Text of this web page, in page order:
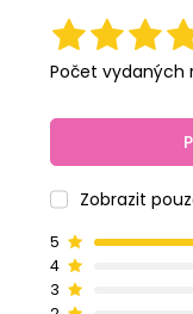
Počet vydaných
Zobrazit
5
4
3